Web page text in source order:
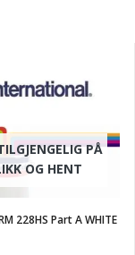
PÅ
OG HENT
228HS Part A WHITE